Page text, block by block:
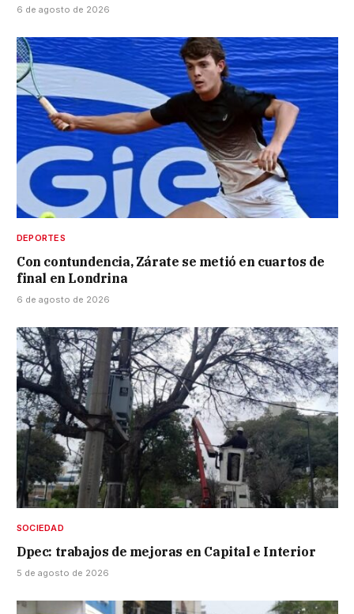
6 de agosto de 2026
DEPORTES
Con contundencia, Zárate se metió en cuartos de
final en Londrina
6 de agosto de 2026
SOCIEDAD
Dpec: trabajos de mejoras en Capital e Interior
5 de agosto de 2026